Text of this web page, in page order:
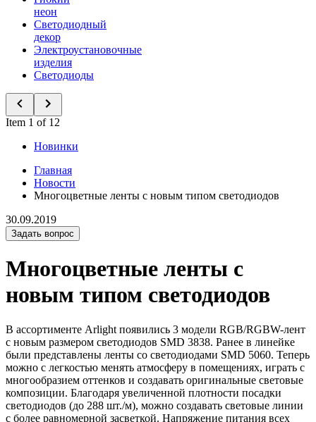
неон
Светодиодный
декор
Электроустановочные
изделия
Светодиоды
Item 1 of 12
Новинки
Главная
Новости
Многоцветные ленты с новым типом светодиодов
30.09.2019
Задать вопрос
Многоцветные ленты с
новым типом светодиодов
В ассортименте Arlight появились 3 модели RGB/RGBW-лент
с новым размером светодиодов SMD 3838. Ранее в линейке
были представлены ленты со светодиодами SMD 5060. Теперь
можно с легкостью менять атмосферу в помещениях, играть с
многообразием оттенков и создавать оригинальные световые
композиции. Благодаря увеличенной плотности посадки
светодиодов (до 288 шт./м), можно создавать световые линии
с более равномерной засветкой. Напряжение питания всех